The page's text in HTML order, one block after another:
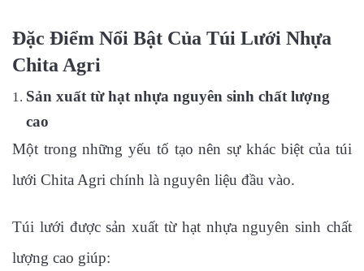
Đặc Điểm Nổi Bật Của Túi Lưới Nhựa
Chita Agri
Sản xuất từ hạt nhựa nguyên sinh chất lượng
cao
Một trong những yếu tố tạo nên sự khác biệt của túi
lưới Chita Agri chính là nguyên liệu đầu vào.
Túi lưới được sản xuất từ hạt nhựa nguyên sinh chất
lượng cao giúp: